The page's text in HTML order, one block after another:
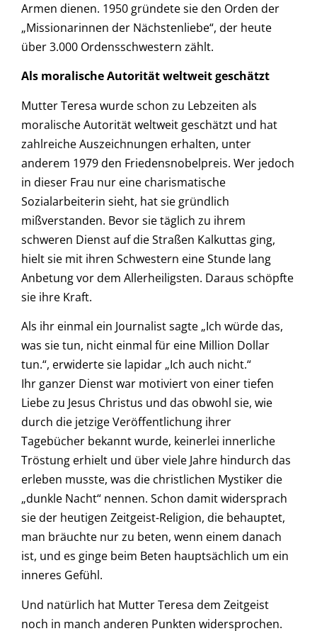
Armen dienen. 1950 gründete sie den Orden der
„Missionarinnen der Nächstenliebe“, der heute
über 3.000 Ordensschwestern zählt.
Als moralische Autorität weltweit geschätzt
Mutter Teresa wurde schon zu Lebzeiten als
moralische Autorität weltweit geschätzt und hat
zahlreiche Auszeichnungen erhalten, unter
anderem 1979 den Friedensnobelpreis. Wer jedoch
in dieser Frau nur eine charismatische
Sozialarbeiterin sieht, hat sie gründlich
mißverstanden. Bevor sie täglich zu ihrem
schweren Dienst auf die Straßen Kalkuttas ging,
hielt sie mit ihren Schwestern eine Stunde lang
Anbetung vor dem Allerheiligsten. Daraus schöpfte
sie ihre Kraft.
Als ihr einmal ein Journalist sagte „Ich würde das,
was sie tun, nicht einmal für eine Million Dollar
tun.“, erwiderte sie lapidar „Ich auch nicht.“
Ihr ganzer Dienst war motiviert von einer tiefen
Liebe zu Jesus Christus und das obwohl sie, wie
durch die jetzige Veröffentlichung ihrer
Tagebücher bekannt wurde, keinerlei innerliche
Tröstung erhielt und über viele Jahre hindurch das
erleben musste, was die christlichen Mystiker die
„dunkle Nacht“ nennen. Schon damit widersprach
sie der heutigen Zeitgeist-Religion, die behauptet,
man bräuchte nur zu beten, wenn einem danach
ist, und es ginge beim Beten hauptsächlich um ein
inneres Gefühl.
Und natürlich hat Mutter Teresa dem Zeitgeist
noch in manch anderen Punkten widersprochen.